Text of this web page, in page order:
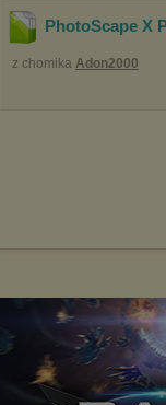
PhotoScape X
z chomika Adon2000